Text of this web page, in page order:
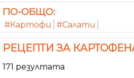
ПО-ОБЩО:
#Картофи #Салати
РЕЦЕПТИ ЗА
171 резултата